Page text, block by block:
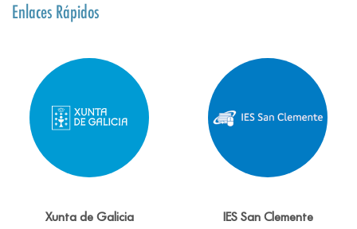
Enlaces Rápidos
Xunta de Galicia
IES San Clemente